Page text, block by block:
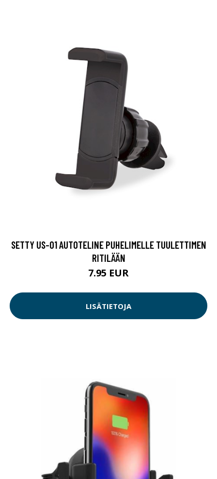
SETTY US-01 AUTOTELINE PUHELIMELLE TUULETTIMEN
RITILÄÄN
7.95 EUR
LISÄTIETOJA